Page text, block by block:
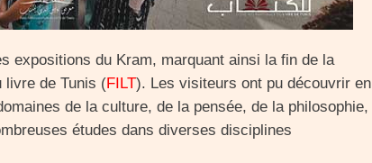
expositions du Kram, marquant ainsi la fin de la
livre de Tunis (FILT). Les visiteurs ont pu découvrir en
de la culture, de la pensée, de la philosophie,
études dans diverses disciplines